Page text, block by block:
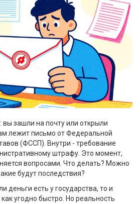
вы зашли на почту или открыли
лежит письмо отФедеральной
(ФССП). Внутри - требование
штрафу. Это момент,
вопросами. Что делать? Можно
будут последствия?
деньги есть у государства, то и
угодно быстро. Но реальность